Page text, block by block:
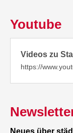
Youtube
Videos zu
https://
Neues über